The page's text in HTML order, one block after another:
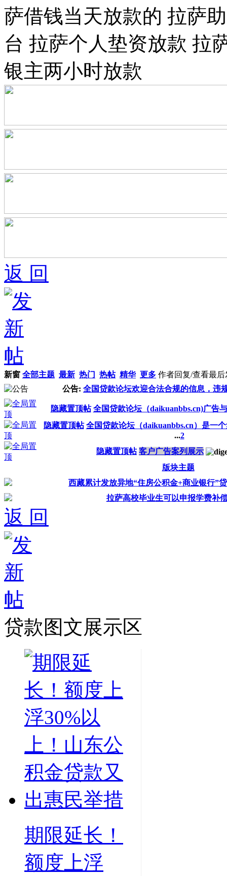
萨借钱当天放款的 拉萨
台 拉萨个人垫资放款 拉
银主两小时放款
返 回
新窗 全部主题 最新 热门 热帖 精华 更多 作者回复/查看最后
公告: 全国贷款论坛欢迎合法合规的信息，违
隐藏置顶帖 全国贷款论坛（daikuanbbs.cn)广告
隐藏置顶帖 全国贷款论坛（daikuanbbs.cn）是一
...2
隐藏置顶帖 客户广告案列展示
版块主题
西藏累计发放异地“住房公积金+商业银行”
拉萨高校毕业生可以申报学费补
返 回
贷款图文展示区
期限延长！
额度上浮